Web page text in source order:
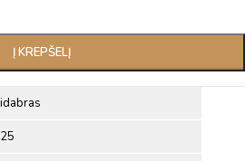
Į KREPŠELĮ